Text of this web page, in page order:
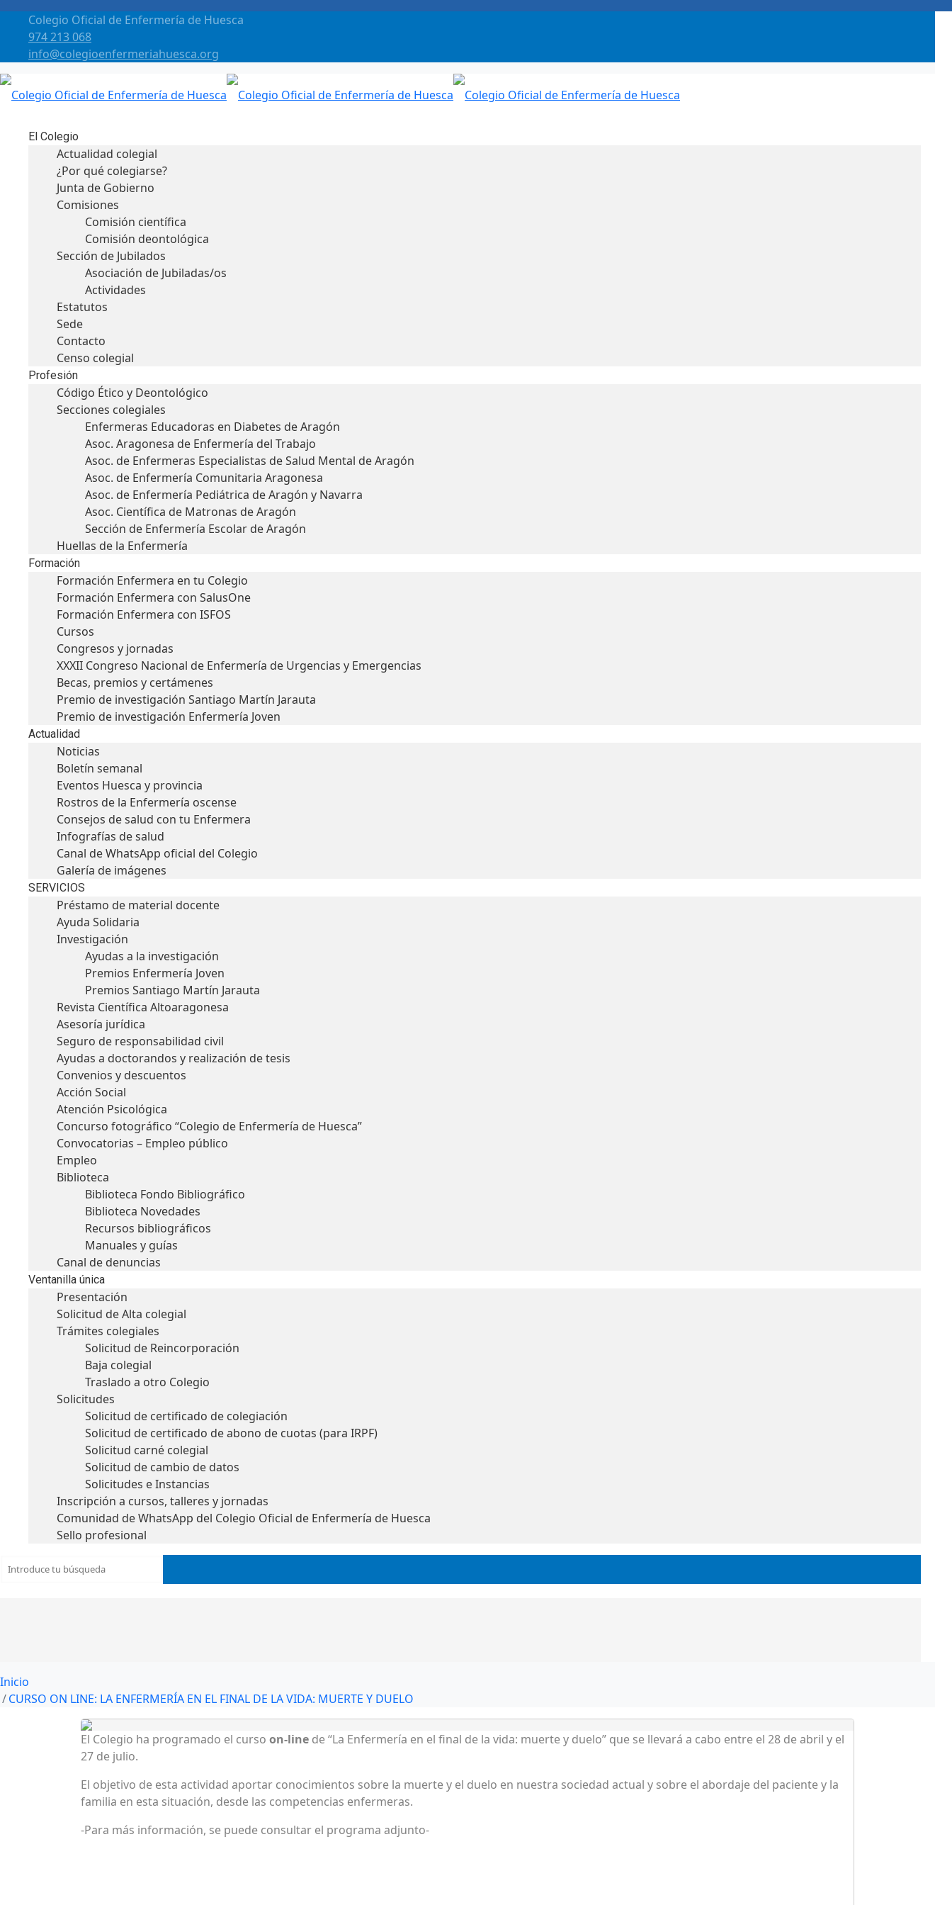
Colegio Oficial de Enfermería de Huesca
974 213 068
info@colegioenfermeriahuesca.org
El Colegio
Actualidad colegial
¿Por qué colegiarse?
Junta de Gobierno
Comisiones
Comisión científica
Comisión deontológica
Sección de Jubilados
Asociación de Jubiladas/os
Actividades
Estatutos
Sede
Contacto
Censo colegial
Profesión
Código Ético y Deontológico
Secciones colegiales
Enfermeras Educadoras en Diabetes de Aragón
Asoc. Aragonesa de Enfermería del Trabajo
Asoc. de Enfermeras Especialistas de Salud Mental de Aragón
Asoc. de Enfermería Comunitaria Aragonesa
Asoc. de Enfermería Pediátrica de Aragón y Navarra
Asoc. Científica de Matronas de Aragón
Sección de Enfermería Escolar de Aragón
Huellas de la Enfermería
Formación
Formación Enfermera en tu Colegio
Formación Enfermera con SalusOne
Formación Enfermera con ISFOS
Cursos
Congresos y jornadas
XXXII Congreso Nacional de Enfermería de Urgencias y Emergencias
Becas, premios y certámenes
Premio de investigación Santiago Martín Jarauta
Premio de investigación Enfermería Joven
Actualidad
Noticias
Boletín semanal
Eventos Huesca y provincia
Rostros de la Enfermería oscense
Consejos de salud con tu Enfermera
Infografías de salud
Canal de WhatsApp oficial del Colegio
Galería de imágenes
SERVICIOS
Préstamo de material docente
Ayuda Solidaria
Investigación
Ayudas a la investigación
Premios Enfermería Joven
Premios Santiago Martín Jarauta
Revista Científica Altoaragonesa
Asesoría jurídica
Seguro de responsabilidad civil
Ayudas a doctorandos y realización de tesis
Convenios y descuentos
Acción Social
Atención Psicológica
Concurso fotográfico “Colegio de Enfermería de Huesca”
Convocatorias – Empleo público
Empleo
Biblioteca
Biblioteca Fondo Bibliográfico
Biblioteca Novedades
Recursos bibliográficos
Manuales y guías
Canal de denuncias
Ventanilla única
Presentación
Solicitud de Alta colegial
Trámites colegiales
Solicitud de Reincorporación
Baja colegial
Traslado a otro Colegio
Solicitudes
Solicitud de certificado de colegiación
Solicitud de certificado de abono de cuotas (para IRPF)
Solicitud carné colegial
Solicitud de cambio de datos
Solicitudes e Instancias
Inscripción a cursos, talleres y jornadas
Comunidad de WhatsApp del Colegio Oficial de Enfermería de Huesca
Sello profesional
Inicio
CURSO ON LINE: LA ENFERMERÍA EN EL FINAL DE LA VIDA: MUERTE Y DUELO
El Colegio ha programado el curso on-line de “La Enfermería en el final de la vida: muerte y duelo” que se llevará a cabo entre el 28 de abril y el
27 de julio.
El objetivo de esta actividad aportar conocimientos sobre la muerte y el duelo en nuestra sociedad actual y sobre el abordaje del paciente y la
familia en esta situación, desde las competencias enfermeras.
-Para más información, se puede consultar el programa adjunto-